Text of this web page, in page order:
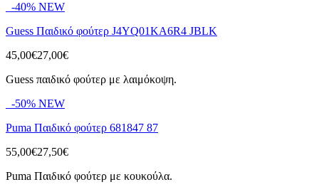
-40% NEW
Guess Παιδικό φούτερ J4YQ01KA6R4 JBLK
45,00€27,00€
Guess παιδικό φούτερ με λαιμόκοψη.
-50% NEW
Puma Παιδικό φούτερ 681847 87
55,00€27,50€
Puma Παιδικό φούτερ με κουκούλα.